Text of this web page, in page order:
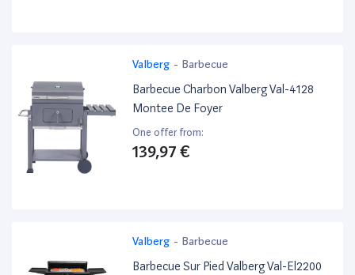
Valberg - Barbecue
Barbecue Charbon Valberg Val-4128
Montee De Foyer
One offer from:
139,97 €
Valberg - Barbecue
Barbecue Sur Pied Valberg Val-El2200